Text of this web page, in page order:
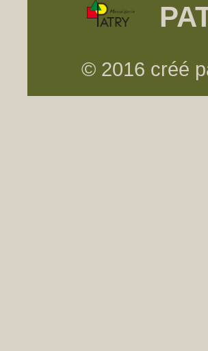
© 2016 créé